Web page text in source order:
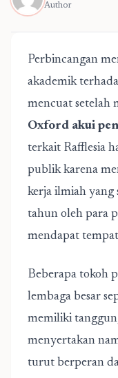
Author
Perbincangan
akademik
mencuat setelah
Oxford akui
terkait Rafflesia
publik karena
kerja ilmiah
tahun oleh para
mendapat
Beberapa tokoh
lembaga besar
memiliki
menyertakan
turut berperan